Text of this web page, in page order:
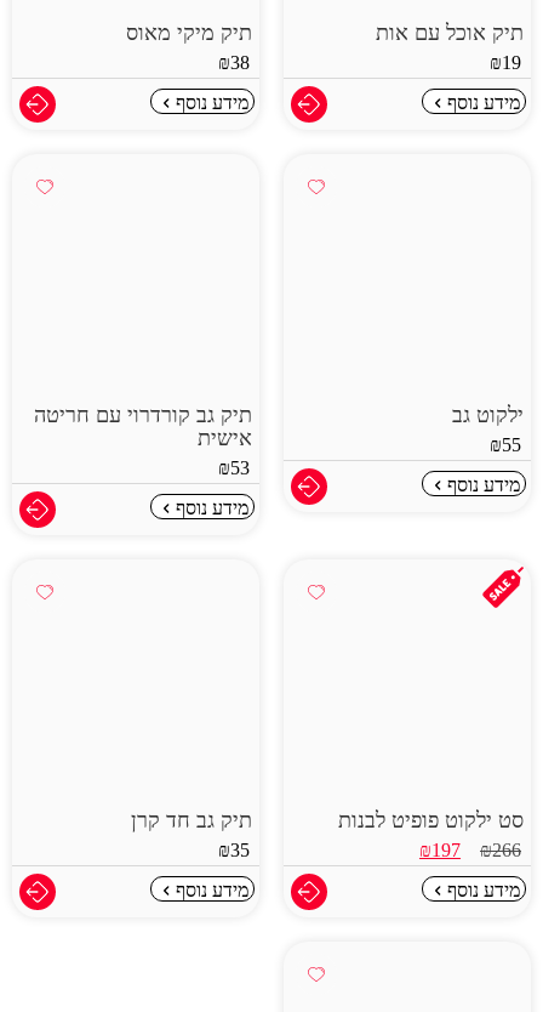
תיק אוכל עם אות
₪19
מידע נוסף
תיק מיקי מאוס
₪38
מידע נוסף
ילקוט גב
₪55
מידע נוסף
תיק גב קורדרוי עם חריטה
אישית
₪53
מידע נוסף
סט ילקוט פופיט לבנות
₪266
₪197
מידע נוסף
תיק גב חד קרן
₪35
מידע נוסף